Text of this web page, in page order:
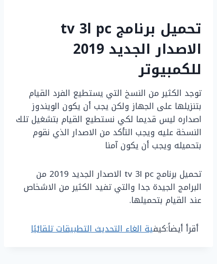
تحميل برنامج tv 3l pc
الاصدار الجديد 2019
للكمبيوتر
توجد الكثير من النسخ التي يستطيع الفرد القيام
بتنزيلها على الجهاز ولكن يجب أن يكون الويندوز
اصداره ليس قديما لكي نستطيع القيام بتشغيل تلك
النسخة عليه ويجب التأكد من الاصدار الذي نقوم
بتحميله ويجب أن يكون آمنا
تحميل برنامج tv 3l pc الاصدار الجديد 2019 من
البرامج الجيدة جدا والتي تفيد الكثير من الاشخاص
عند القيام بتحميلها.
أقرأ أيضاً:كيفية الغاء التحديث التطبيقات تلقائيًا